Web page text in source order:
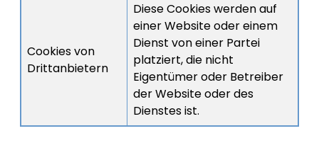
Cookies von
Drittanbietern
Diese Cookies werden auf
einer Website oder einem
Dienst von einer Partei
platziert, die nicht
Eigentümer oder Betreiber
der Website oder des
Dienstes ist.